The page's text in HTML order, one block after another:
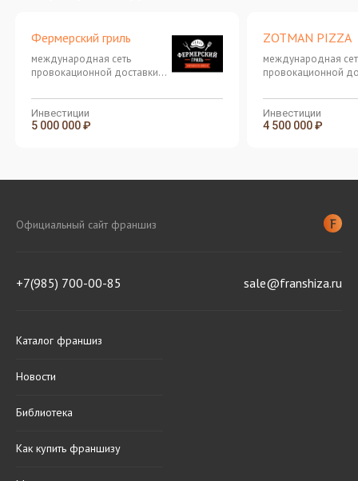
Фермерский гриль
международная сеть
провокационной доставки
Инвестиции
5 000 000 ₽
ZOTMAN PIZZA
международная
провокационной
Инвестиции
4 500 000 ₽
Официальный сайт франшиз
+7(985) 700-00-85 sale@franshiza.ru
Каталог франшиз
Новости
Библиотека
Как купить франшизу